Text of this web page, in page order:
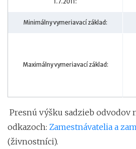
Minimálny vymeriavací základ:
Maximálny vymeriavací základ:
Presnú výšku sadzieb odvodov
odkazoch: Zamestnávatelia a
(živnostníci).